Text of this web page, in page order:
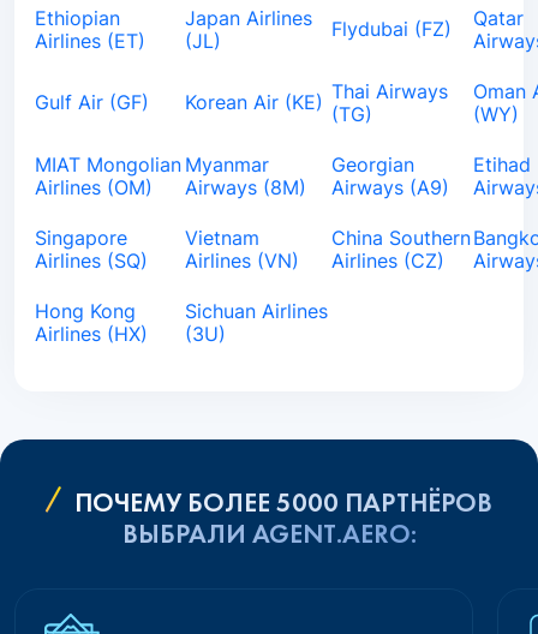
Ethiopian
Airlines (ET)
Japan Airlines
(JL)
Flydubai (FZ)
Qatar
Gulf Air (GF) Korean Air (KE) Thai Airways
(TG)
Oman
(WY)
MIAT Mongolian
Airlines (OM)
Myanmar
Airways (8M)
Georgian
Airways (A9)
Etihad
Singapore
Airlines (SQ)
Vietnam
Airlines (VN)
China Southern
Airlines (CZ)
Hong Kong
Airlines (HX)
Sichuan Airlines
(3U)
ПОЧЕМУ БОЛЕЕ 5000 ПАРТНЁРОВ
ВЫБРАЛИ AGENT.AERO: